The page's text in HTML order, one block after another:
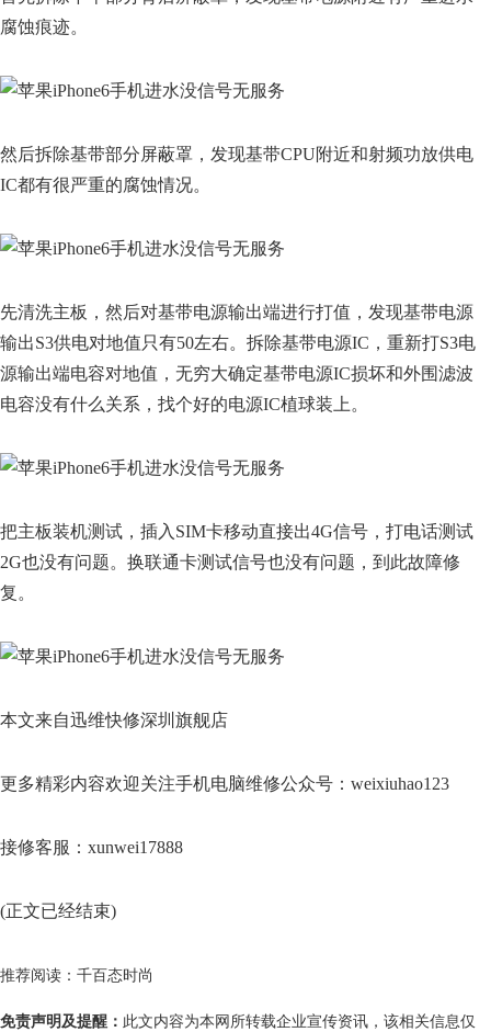
腐蚀痕迹。
然后拆除基带部分屏蔽罩，发现基带CPU附近和射频功放供电
IC都有很严重的腐蚀情况。
先清洗主板，然后对基带电源输出端进行打值，发现基带电源
输出S3供电对地值只有50左右。拆除基带电源IC，重新打S3电
源输出端电容对地值，无穷大确定基带电源IC损坏和外围滤波
电容没有什么关系，找个好的电源IC植球装上。
把主板装机测试，插入SIM卡移动直接出4G信号，打电话测试
2G也没有问题。换联通卡测试信号也没有问题，到此故障修
复。
本文来自迅维快修深圳旗舰店
更多精彩内容欢迎关注手机电脑维修公众号：weixiuhao123
接修客服：xunwei17888
(正文已经结束)
推荐阅读： 千百态时尚
免责声明及提醒： 此文内容为本网所转载企业宣传资讯，该相关信息仅